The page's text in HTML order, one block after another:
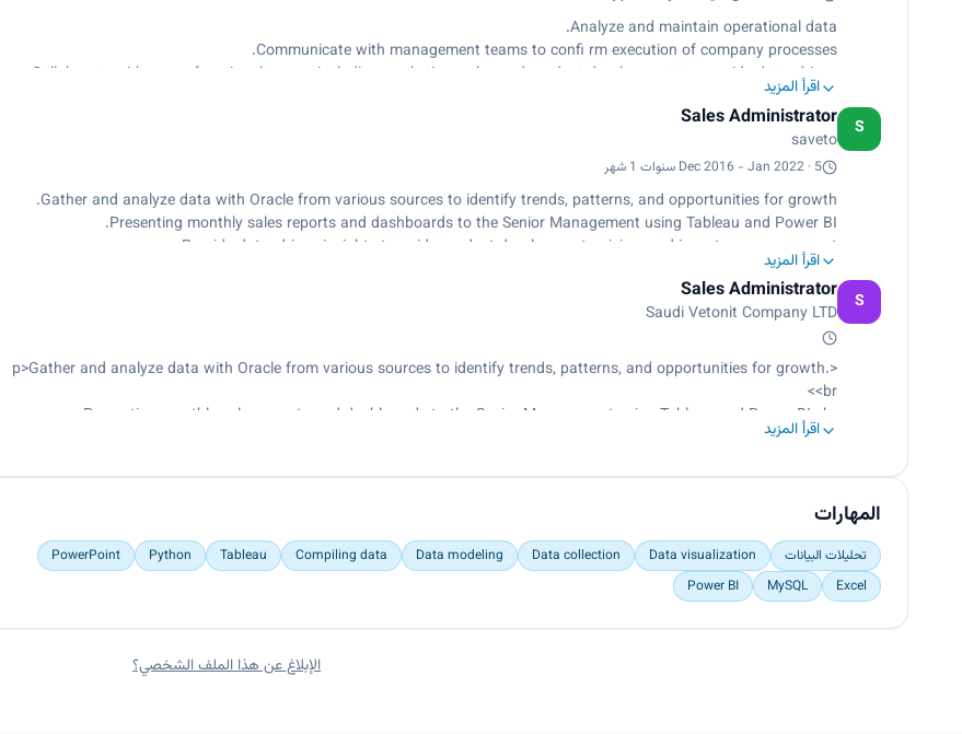
Analyze and maintain operational data.
Communicate with management teams to confi rm execution of company processes.
Collaborate with cross-functional teams, including marketing, sales and product development, to provide data-driven
insights and recommendations.
Coordinate supply chain procedures to maximize quality of delivery.
اقرأ المزيد
S
Sales Administrator
saveto
Dec 2016 - Jan 2022 · 5 سنوات 1 شهر
Gather and analyze data with Oracle from various sources to identify trends, patterns, and opportunities for growth.
Presenting monthly sales reports and dashboards to the Senior Management using Tableau and Power BI.
Provide data-driven insights to guide product development, pricing, and inventory management.
Process and compile customer information into the database using MySQL.
اقرأ المزيد
S
Sales Administrator
Saudi Vetonit Company LTD
<p>Gather and analyze data with Oracle from various sources to identify trends, patterns, and opportunities for growth.
<br>
Presenting monthly sales reports and dashboards to the Senior Management using Tableau and Power BI.<br>
Provide data-driven insights to guide product development, pricing, and inventory management.<br>
اقرأ المزيد
المهارات
تحليلات البيانات Data visualization
Data collection
Data modeling
Compiling data
Tableau
Python
PowerPoint
Excel
MySQL
Power BI
الإبلاغ عن هذا الملف الشخصي؟